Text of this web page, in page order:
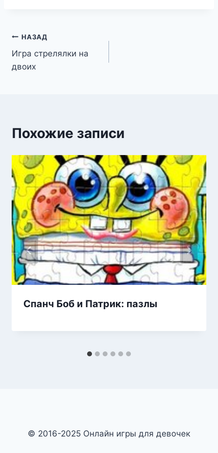
Навигация
по
НАЗАД
Игра стрелялки на
двоих
Похожие записи
Спанч Боб и Патрик: пазлы
© 2016-2025 Онлайн игры для девочек